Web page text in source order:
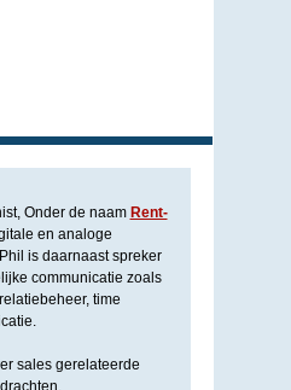
Onder de naam Rent-
en analoge
is daarnaast spreker
communicatie zoals
time
sales gerelateerde